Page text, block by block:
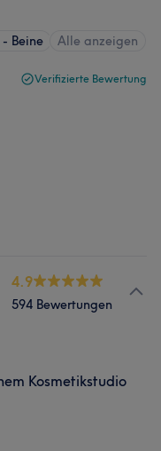
Beine Alle anzeigen
Verifizierte Bewertung
4.9
594 Bewertungen
Kosmetikstudio